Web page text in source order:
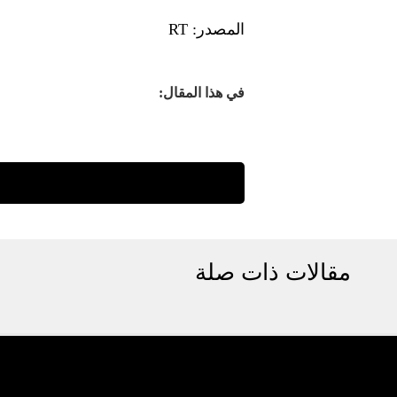
المصدر: RT
في هذا المقال:
مقالات ذات صلة